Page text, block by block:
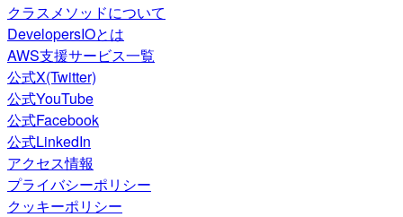
クラスメソッドについて
DevelopersIOとは
AWS支援サービス一覧
公式X(Twitter)
公式YouTube
公式Facebook
公式LinkedIn
アクセス情報
プライバシーポリシー
クッキーポリシー